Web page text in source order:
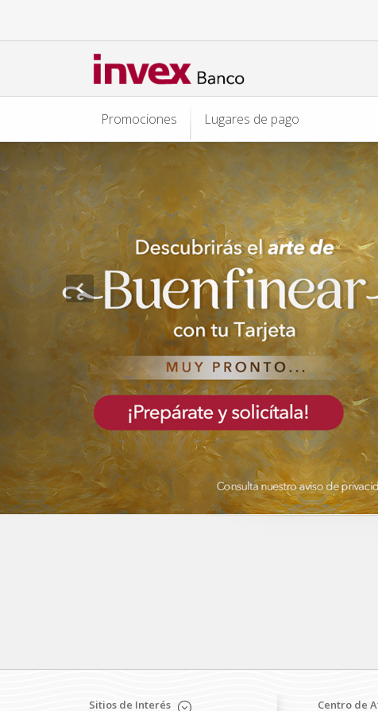
Promociones Lugares de pago
Sitios de Interés Centro de